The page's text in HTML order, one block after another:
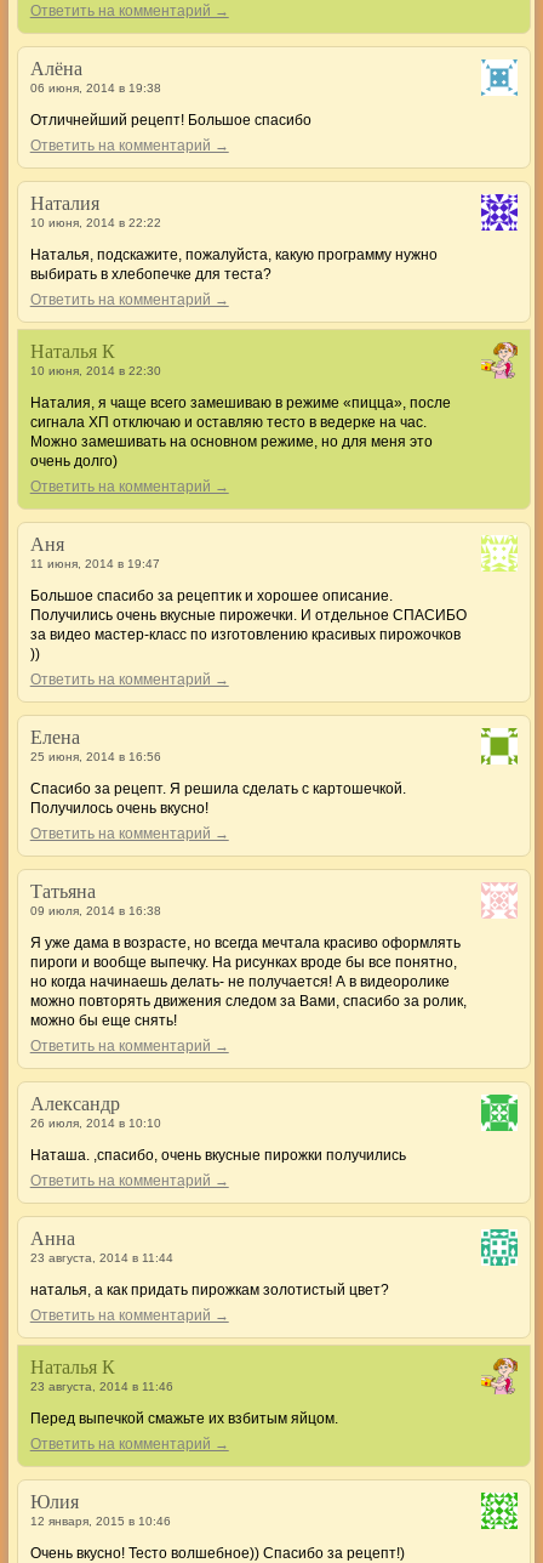
Ответить на комментарий →
Алёна
06 июня, 2014 в 19:38
Отличнейший рецепт! Большое спасибо
Ответить на комментарий →
Наталия
10 июня, 2014 в 22:22
Наталья, подскажите, пожалуйста, какую программу нужно
выбирать в хлебопечке для теста?
Ответить на комментарий →
Наталья К
10 июня, 2014 в 22:30
Наталия, я чаще всего замешиваю в режиме «пицца», после
сигнала ХП отключаю и оставляю тесто в ведерке на час.
Можно замешивать на основном режиме, но для меня это
очень долго)
Ответить на комментарий →
Аня
11 июня, 2014 в 19:47
Большое спасибо за рецептик и хорошее описание.
Получились очень вкусные пирожечки. И отдельное СПАСИБО
за видео мастер-класс по изготовлению красивых пирожочков
))
Ответить на комментарий →
Елена
25 июня, 2014 в 16:56
Спасибо за рецепт. Я решила сделать с картошечкой.
Получилось очень вкусно!
Ответить на комментарий →
Татьяна
09 июля, 2014 в 16:38
Я уже дама в возрасте, но всегда мечтала красиво оформлять
пироги и вообще выпечку. На рисунках вроде бы все понятно,
но когда начинаешь делать- не получается! А в видеоролике
можно повторять движения следом за Вами, спасибо за ролик,
можно бы еще снять!
Ответить на комментарий →
Александр
26 июля, 2014 в 10:10
Наташа. ,спасибо, очень вкусные пирожки получились
Ответить на комментарий →
Анна
23 августа, 2014 в 11:44
наталья, а как придать пирожкам золотистый цвет?
Ответить на комментарий →
Наталья К
23 августа, 2014 в 11:46
Перед выпечкой смажьте их взбитым яйцом.
Ответить на комментарий →
Юлия
12 января, 2015 в 10:46
Очень вкусно! Тесто волшебное)) Спасибо за рецепт!)